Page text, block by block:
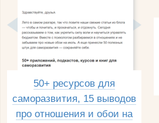
50+ ресурсов для
саморазвития, 15 выводов
про отношения и обои на